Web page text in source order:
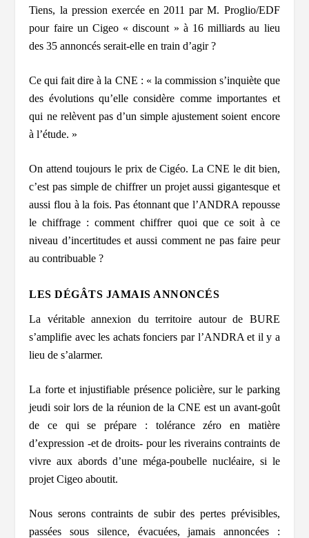
Tiens, la pression exercée en 2011 par M. Proglio/EDF
pour faire un Cigeo « discount » à 16 milliards au lieu
des 35 annoncés serait-elle en train d’agir ?
Ce qui fait dire à la CNE : « la commission s’inquiète que
des évolutions qu’elle considère comme importantes et
qui ne relèvent pas d’un simple ajustement soient encore
à l’étude. »
On attend toujours le prix de Cigéo. La CNE le dit bien,
c’est pas simple de chiffrer un projet aussi gigantesque et
aussi flou à la fois. Pas étonnant que l’ANDRA repousse
le chiffrage : comment chiffrer quoi que ce soit à ce
niveau d’incertitudes et aussi comment ne pas faire peur
au contribuable ?
LES DÉGÂTS JAMAIS ANNONCÉS
La véritable annexion du territoire autour de BURE
s’amplifie avec les achats fonciers par l’ANDRA et il y a
lieu de s’alarmer.
La forte et injustifiable présence policière, sur le parking
jeudi soir lors de la réunion de la CNE est un avant-goût
de ce qui se prépare : tolérance zéro en matière
d’expression -et de droits- pour les riverains contraints de
vivre aux abords d’une méga-poubelle nucléaire, si le
projet Cigeo aboutit.
Nous serons contraints de subir des pertes prévisibles,
passées sous silence, évacuées, jamais annoncées :